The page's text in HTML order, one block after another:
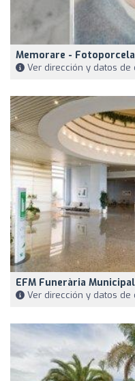
Memorare -
Ver dirección y datos de
EFM Funerària
Ver dirección y datos de